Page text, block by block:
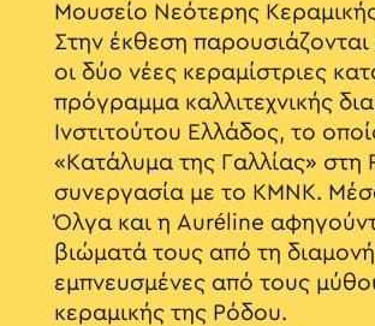
Μουσείο Νεότερης
Στην έκθεση
οι δύο νέες κεραμίστριες
πρόγραμμα καλλιτεχνικής
Ινστιτούτου Ελλάδος, το
«Κατάλυμα της Γαλλίας» στη
συνεργασία με το ΚΜΝΚ.
Όλγα και η Auréline
βιώματά τους από τη
εμπνευσμένες από τους
κεραμικής της Ρόδου.